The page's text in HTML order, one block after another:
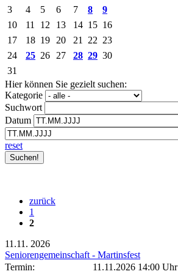
3
4 5 6 7 8
9
10
11 12 13 14 15 16
17
18 19 20 21 22 23
24
25 26 27 28 29 30
31
Hier können Sie gezielt suchen:
Kategorie
Suchwort
Datum
reset
zurück
1
2
11.11. 2026
Seniorengemeinschaft - Martinsfest
Termin:
11.11.2026 14:00 Uhr